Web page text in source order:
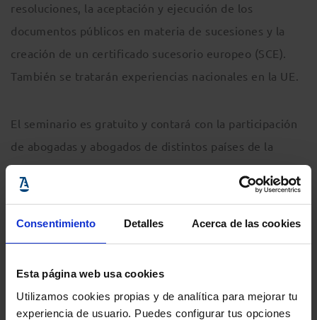
Consentimiento Detalles Acerca de las cookies
Esta página web usa cookies
Utilizamos cookies propias y de analítica para mejorar tu
experiencia de usuario. Puedes configurar tus opciones
resoluciones, la aceptación y ejecución de los
documentos públicos en materia de sucesiones y la
creación de un certificado sucesorio europeo (SCE).
También se tratarán experiencias nacionales en la UE.
El seminario es gratuito y contará con la participación
de abogadas y abogados de distintos países de la
Unión Europea, por lo que el idioma de trabajo será el
inglés. La jornada combinará una parte teórica con un
a través del siguiente formulario: